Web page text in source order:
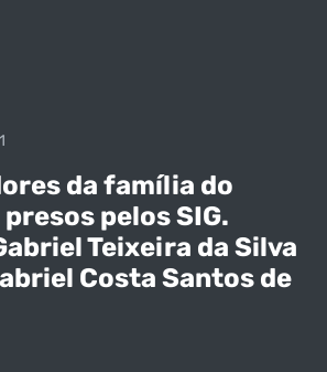
da família do
pelos SIG.
Teixeira da Silva
Costa Santos de